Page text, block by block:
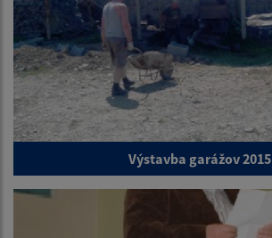
Výstavba garážov 2015